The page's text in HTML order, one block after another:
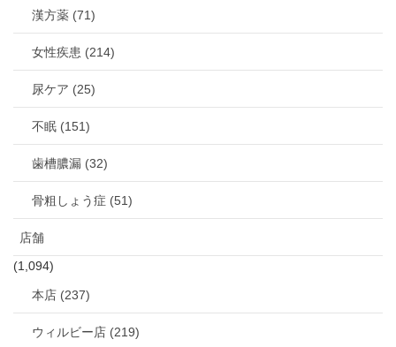
漢方薬 (71)
女性疾患 (214)
尿ケア (25)
不眠 (151)
歯槽膿漏 (32)
骨粗しょう症 (51)
店舗
(1,094)
本店 (237)
ウィルビー店 (219)